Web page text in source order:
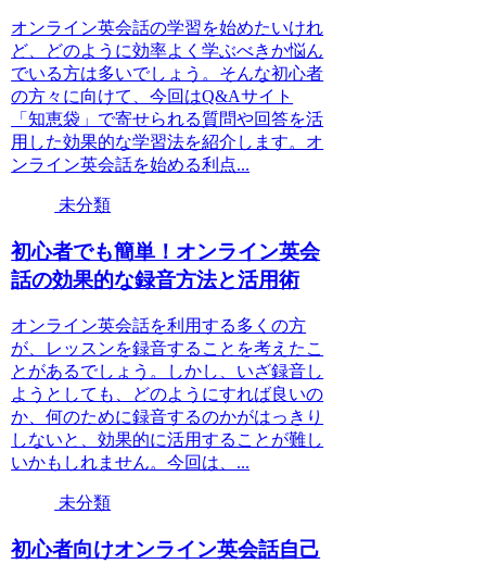
オンライン英会話の学習を始めたいけれ
ど、どのように効率よく学ぶべきか悩ん
でいる方は多いでしょう。そんな初心者
の方々に向けて、今回はQ&Aサイト
「知恵袋」で寄せられる質問や回答を活
用した効果的な学習法を紹介します。オ
ンライン英会話を始める利点...
未分類
初心者でも簡単！オンライン英会
話の効果的な録音方法と活用術
オンライン英会話を利用する多くの方
が、レッスンを録音することを考えたこ
とがあるでしょう。しかし、いざ録音し
ようとしても、どのようにすれば良いの
か、何のために録音するのかがはっきり
しないと、効果的に活用することが難し
いかもしれません。今回は、...
未分類
初心者向けオンライン英会話自己